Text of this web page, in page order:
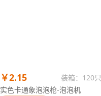
￥2.15
装箱：120只
实色卡通象泡泡枪-泡泡机